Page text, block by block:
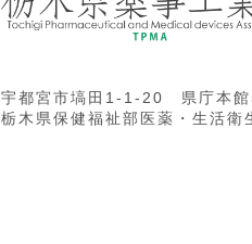
宇都宮市塙田1-1-20 県庁本
栃木県保健福祉部医薬・生活衛